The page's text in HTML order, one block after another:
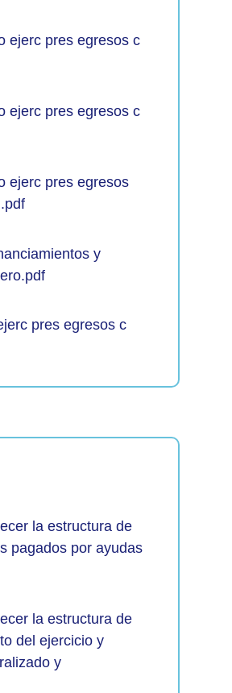
ejerc pres egresos c
ejerc pres egresos c
ejerc pres egresos
y
pres egresos c
la estructura de
pagados por ayudas
la estructura de
del ejercicio y
y